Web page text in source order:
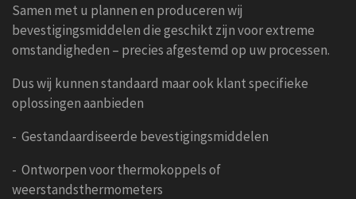
Samen met u plannen en produceren wij
bevestigingsmiddelen die geschikt zijn voor extreme
omstandigheden – precies afgestemd op uw processen.
Dus wij kunnen standaard maar ook klant specifieke
oplossingen aanbieden
- Gestandaardiseerde bevestigingsmiddelen
- Ontworpen voor thermokoppels of
weerstandsthermometers